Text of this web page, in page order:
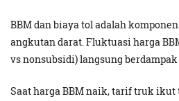
BBM dan biaya tol adalah
angkutan darat. Fluktuasi harga
vs nonsubsidi) langsung
Saat harga BBM naik, tarif truk